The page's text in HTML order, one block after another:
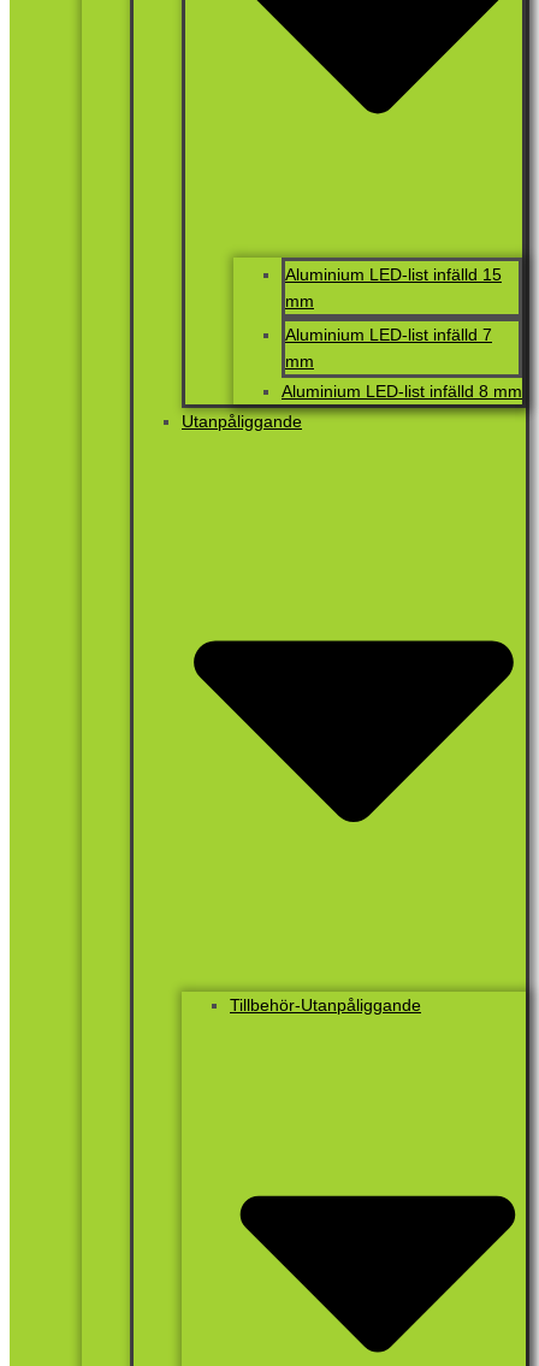
Aluminium LED-list infälld 15
mm
Aluminium LED-list infälld 7
mm
Aluminium LED-list infälld 8 mm
Utanpåliggande
Tillbehör-Utanpåliggande